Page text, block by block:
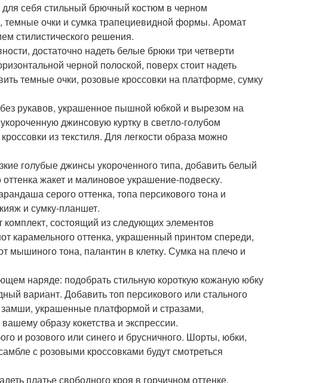
себя стильный брючный костюм в черном
темные очки и сумка трапециевидной формы. Аромат
стилистического решения.
достаточно надеть белые брюки три четверти
черной полоской, поверх стоит надеть
темные очки, розовые кроссовки на платформе, сумку
рукавов, украшенное пышной юбкой и вырезом на
джинсовую куртку в светло-голубом
из текстиля. Для легкости образа можно
голубые джинсы укороченного типа, добавить белый
жакет и малиновое украшение-подвеску.
серого оттенка, топа персикового тона и
и сумку-планшет.
состоящий из следующих элементов
карамельного оттенка, украшенный принтом спереди,
мышиного тона, палантин в клетку. Сумка на плечо и
наряде: подобрать стильную короткую кожаную юбку
вариант. Добавить топ персикового или стального
украшенные платформой и стразами,
образу кокетства и экспрессии.
и розового или синего и брусничного. Шорты, юбки,
с розовыми кроссовками будут смотреться
платье свободного кроя в горчичном оттенке,